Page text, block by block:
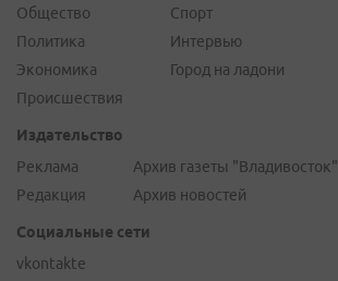
Общество
Политика
Экономика
Происшествия
Спорт
Интервью
Город на ладони
Издательство
Реклама
Редакция
Архив газеты "Владивосток"
Архив новостей
Социальные сети
vkontakte